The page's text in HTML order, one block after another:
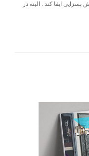
ایفا کند . البته در